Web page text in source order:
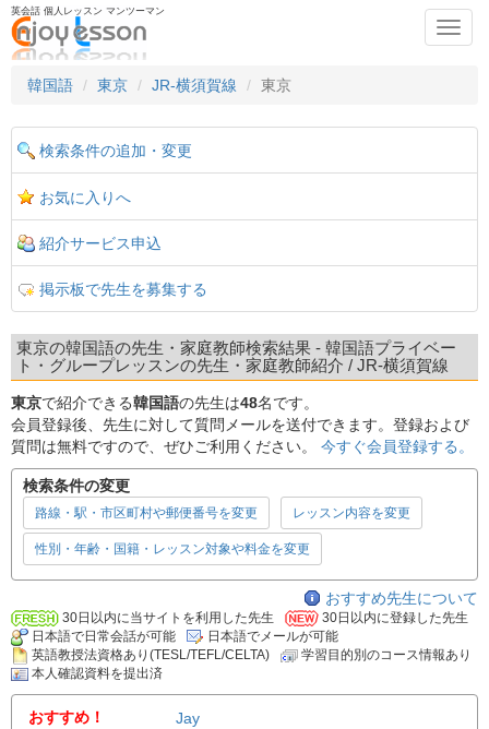
英会話 個人レッスン マンツーマン
韓国語
東京 JR-横須賀線 東京
検索条件の追加・変更
お気に入りへ
紹介サービス申込
掲示板で先生を募集する
東京の韓国語の先生・家庭教師検索結果 - 韓国語プライベー
ト・グループレッスンの先生・家庭教師紹介 / JR-横須賀線
東京で紹介できる韓国語の先生は48名です。
会員登録後、先生に対して質問メールを送付できます。登録および
質問は無料ですので、ぜひご利用ください。 今すぐ会員登録する。
検索条件の変更
路線・駅・市区町村や郵便番号を変更 レッスン内容を変更
性別・年齢・国籍・レッスン対象や料金を変更
おすすめ先生について
30日以内に当サイトを利用した先生
30日以内に登録した先生
日本語で日常会話が可能
日本語でメールが可能
英語教授法資格あり(TESL/TEFL/CELTA)
学習目的別のコース情報あり
本人確認資料を提出済
おすすめ！
Jay